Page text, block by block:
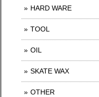
HARD WARE
TOOL
OIL
SKATE WAX
OTHER